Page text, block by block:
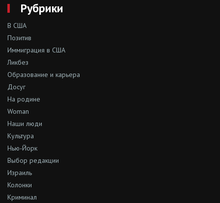
Рубрики
В США
Позитив
Иммиграция в США
Ликбез
Образование и карьера
Досуг
На родине
Woman
Наши люди
Культура
Нью-Йорк
Выбор редакции
Израиль
Колонки
Криминал